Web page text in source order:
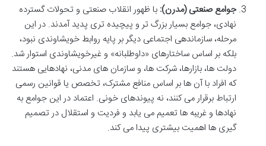
جوامع صنعتی (مدرن): با ظهور انقلاب صنعتی و تحولات گسترده
نهادی، جوامع بسیار بزرگ تر و پیچیده تری پدید آمدند. در این
مرحله، سازماندهی اجتماعی دیگر بر پایه روابط خویشاوندی نبود،
بلکه بر اساس ساختارهای «داوطلبانه» و غیرخویشاوندی استوار شد.
دولت ها، بازارها، شرکت ها، و سازمان های مدنی، نهادهایی هستند
که افراد با آن ها بر اساس منافع مشترک، تخصص یا قوانین رسمی
ارتباط برقرار می کنند، نه پیوندهای خونی. اعتماد در این جوامع به
نهادها و غریبه ها تعمیم می یابد و فردیت و استقلال در تصمیم
گیری ها اهمیت بیشتری پیدا می کند.